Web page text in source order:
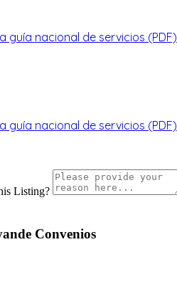
guía nacional de servicios (PDF)
guía nacional de servicios (PDF)
Listing?
Convenios